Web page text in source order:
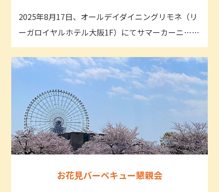
2025年8月17日、オールデイダイニングリモネ（リ
ーガロイヤルホテル大阪1F）にてサマーカーニ……
お花見バーベキュー懇親会